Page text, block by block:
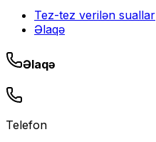
Tez-tez verilən suallar
Əlaqə
Əlaqə
Telefon